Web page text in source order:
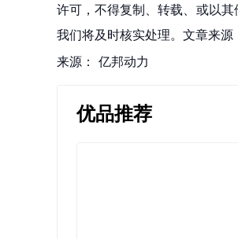
许可，不得复制、转载、或以
我们将及时核实处理。文章来源
来源： 亿邦动力
优品推荐